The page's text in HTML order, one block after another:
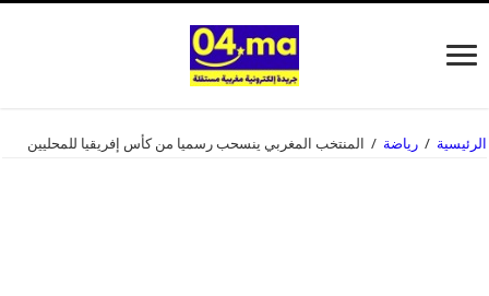
الرئيسية / رياضة / المنتخب المغربي ينسحب رسميا من كأس إفريقيا للمحليين